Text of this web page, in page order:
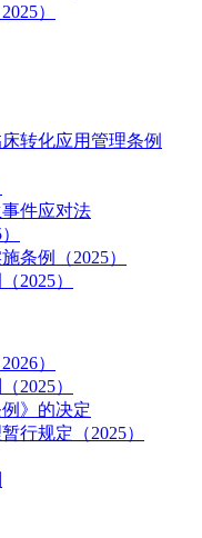
）
转化应用管理条例
件应对法
条例（2025）
2025）
）
2025）
》的决定
行规定（2025）